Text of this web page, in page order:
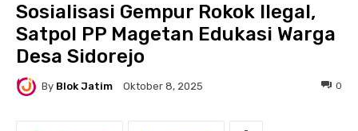
Sosialisasi Gempur Rokok Ilegal,
Satpol PP Magetan Edukasi Warga
Desa Sidorejo
By Blok Jatim Oktober 8, 2025 0